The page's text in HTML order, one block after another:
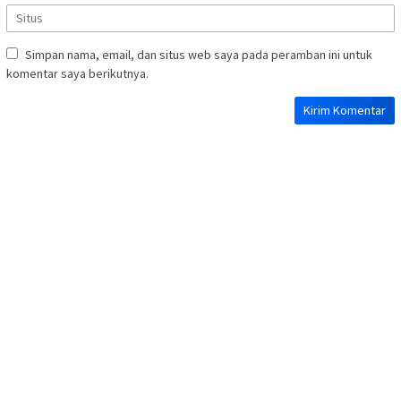
Simpan nama, email, dan situs web saya pada peramban ini untuk
komentar saya berikutnya.